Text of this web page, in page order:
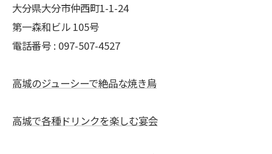
大分県大分市仲西町1-1-24
第一森和ビル 105号
電話番号 : 097-507-4527
高城のジューシーで絶品な焼き鳥
高城で各種ドリンクを楽しむ宴会